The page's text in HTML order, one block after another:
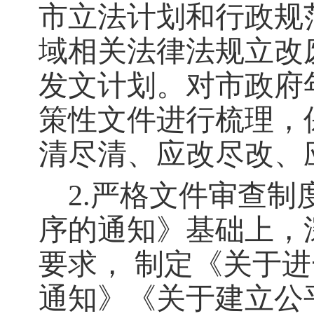
市立法计划和行政
域相关法律法规立改
发文计划。 对市政府
策性文件进行梳理
清尽清、应改尽改、
2.严格文件审查制
序的通知》基础上
要求， 制定《关于
通知》《关于建立